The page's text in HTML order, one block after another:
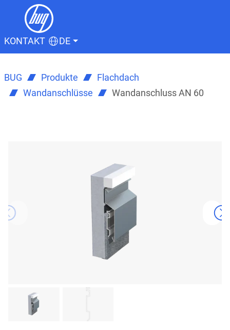
KONTAKT DE
BUG Produkte
Flachdach
Wandanschlüsse
Wandanschluss AN 60